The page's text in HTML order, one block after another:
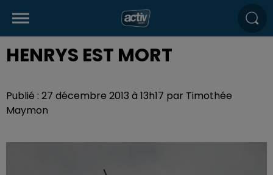
HENRYS EST MORT
Publié : 27 décembre 2013 à 13h17 par Timothée
Maymon